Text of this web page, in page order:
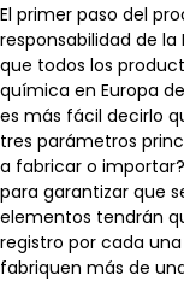
El primer paso del
responsabilidad de la
que todos los
química en Europa
es más fácil decirlo
tres parámetros
a fabricar o
para garantizar que
elementos tendrán
registro por cada
fabriquen más de